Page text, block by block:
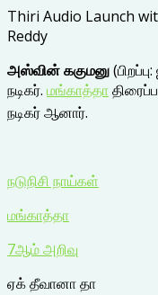
Thiri Audio Launch
Reddy
அஸ்வின் ககுமனு
நடிகர். மங்காத்தா
நடிகர் ஆனார்.
நடுநிசி நாய்கள்
மங்காத்தா
7ஆம் அறிவு
ஏக் தீவானா தா